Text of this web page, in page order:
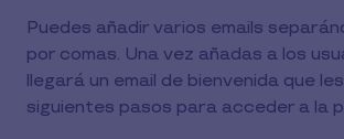
Puedes añadir varios emails
por comas. Una vez añadas a los
llegará un email de bienvenida que
siguientes pasos para acceder a la